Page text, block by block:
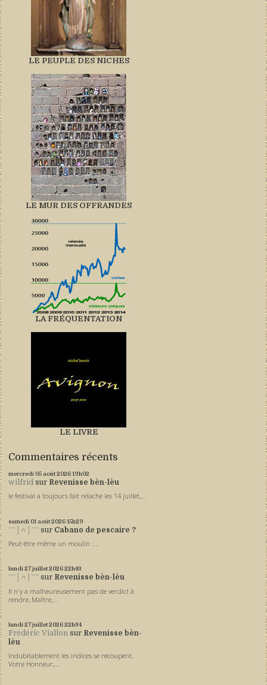
LE PEUPLE DES NICHES
LE MUR DES OFFRANDES
LA FRÉQUENTATION
LE LIVRE
Commentaires récents
mercredi 05 août 202619h02
wilfrid sur Revenisse bèn-lèu
le festival a toujours fait relache les 14 juillet,...
samedi 01 août 202615h29
ˉˉˉ│∩│ˉˉˉ sur Cabano de pescaire ?
Peut-être même un moulin :...
lundi 27juillet 202622h43
ˉˉˉ│∩│ˉˉˉ sur Revenisse bèn-lèu
Il n'y a malheureusement pas de verdict à
rendre, Maître,...
lundi 27juillet 202622h34
Frédéric Viallon sur Revenisse bèn-
lèu
Indubitablement les indices se recoupent.
Votre Honneur,...